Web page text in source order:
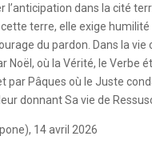
l’anticipation dans la cité
terre, elle exige humilité
du pardon. Dans la
Noël, où la Vérité, le Verbe
par Pâques où le Juste
donnant Sa vie de
14 avril 2026